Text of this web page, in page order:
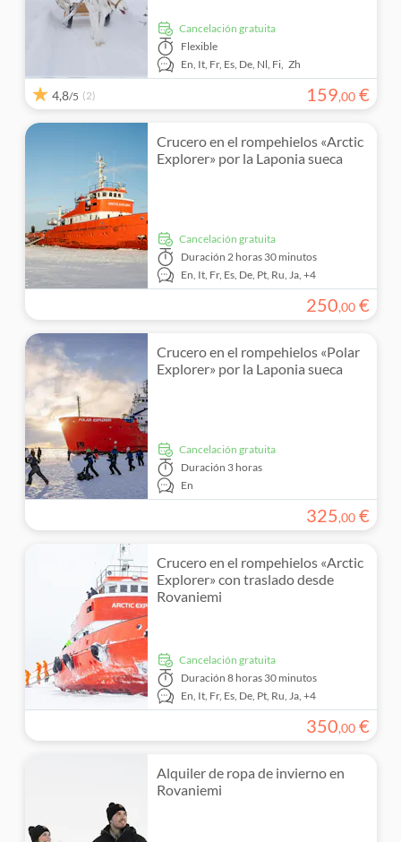
cancelación gratuita
Flexible
En, It, Fr, Es, De, Nl, Fi, Zh
4,8/5 (2) 159,00 €
Crucero en el rompehielos «Arctic
Explorer» por la Laponia sueca
cancelación gratuita
Duración 2 horas 30 minutos
En, It, Fr, Es, De, Pt, Ru,Ja,+4
250,00 €
Crucero en el rompehielos «Polar
Explorer» por la Laponia sueca
cancelación gratuita
Duración 3 horas
En
325,00 €
Crucero en el rompehielos «Arctic
Explorer» con traslado desde
Rovaniemi
cancelación gratuita
Duración 8 horas 30 minutos
En, It, Fr, Es, De, Pt, Ru,Ja,+4
350,00 €
Alquiler de ropa de invierno en
Rovaniemi